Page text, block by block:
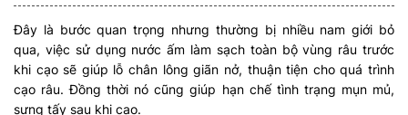
Đây là bước quan trọng nhưng thường bị nhiều nam giới bỏ
qua, việc sử dụng nước ấm làm sạch toàn bộ vùng râu trước
khi cạo sẽ giúp lỗ chân lông giãn nở, thuận tiện cho quá trình
cạo râu. Đồng thời nó cũng giúp hạn chế tình trạng mụn mủ,
sưng tấy sau khi cạo.